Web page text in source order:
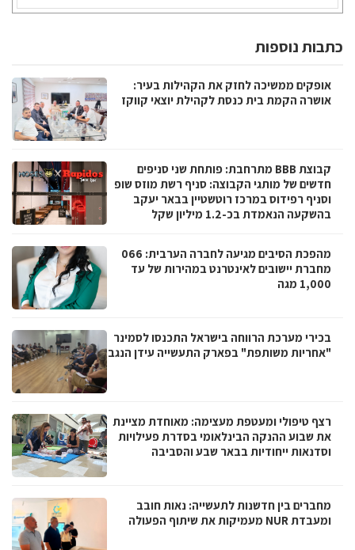
כתבות נוספות
אופקים ממשיכה לחזק את הקהילות בעיר:
אושרה הקמת בית כנסת לקהילת יוצאי קווקז
קבוצת BBB מתרחבת: פותחת שני סניפים
חדשים של מותגי הקבוצה: סניף רשת מוזס שופ
וסניף רפידוס במרכז רוטשטיין בבאר יעקב
בהשקעה הנאמדת בכ-1.2 מיליון שקל
מהפכת הסיבים מגיעה לחברה הערבית: 066
מחברת יישובים לאינטרנט במהירות של עד
1,000 מגה
בכירי מערכת הרווחה בישראל התכנסו לסמינר
"אחריות משותפת" בפארק התעשייה עידן הנגב
רצף טיפולי ומעטפת מעצימה: מאוחדת מציינת
את שבוע ההנקה הבינלאומי בסדרת פעילויות
וסדנאות ייחודיות בבאר שבע והסביבה
מחברים בין חדשנות לתעשייה: נאות חובב
ומעבדת NUR מעמיקות את שיתוף הפעולה